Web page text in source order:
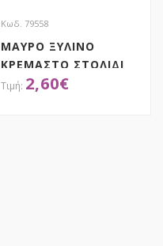
Κωδ. 79558
ΜΑΥΡΟ ΞΥΛΙΝΟ
ΚΡΕΜΑΣΤΟ ΣΤΟΛΙΔΙ
ΤΑΜΠΕΛΑ ΜΕ ΦΟΥΝΤΑ
2,60€